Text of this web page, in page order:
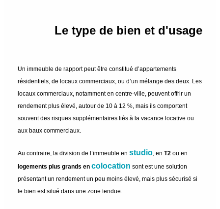
Le type de bien et d'usage
Un immeuble de rapport peut être constitué d’appartements
résidentiels, de locaux commerciaux, ou d’un mélange des deux. Les
locaux commerciaux, notamment en centre-ville, peuvent offrir un
rendement plus élevé, autour de 10 à 12 %, mais ils comportent
souvent des risques supplémentaires liés à la vacance locative ou
aux baux commerciaux.
Au contraire, la division de l’immeuble enstudio, enT2 ou en
logements plus grands encolocation sont est une solution
présentant un rendement un peu moins élevé, mais plus sécurisé si
le bien est situé dans une zone tendue.